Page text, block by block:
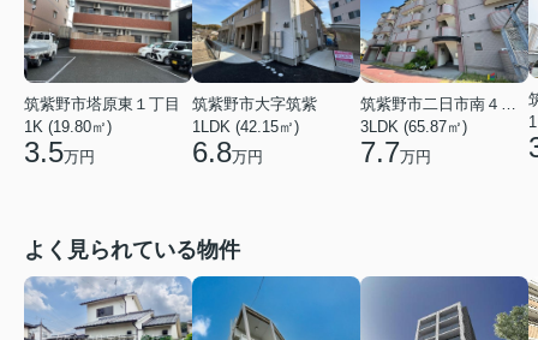
筑紫野市塔原東１丁目
1K (19.80㎡)
3.5万円
筑紫野市大字筑紫
1LDK (42.15㎡)
6.8万円
筑紫野市二日市南４丁目
3LDK (65.87㎡)
7.7万円
よく見られている物件